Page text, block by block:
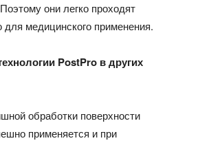
они легко проходят
медицинского применения.
PostPro в других
обработки поверхности
применяется и при